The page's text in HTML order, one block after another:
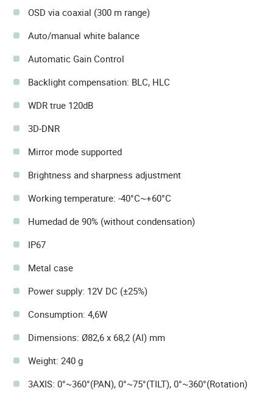
OSD via coaxial (300 m range)
Auto/manual white balance
Automatic Gain Control
Backlight compensation: BLC, HLC
WDR true 120dB
3D-DNR
Mirror mode supported
Brightness and sharpness adjustment
Working temperature: -40°C~+60°C
Humedad de 90% (without condensation)
IP67
Metal case
Power supply: 12V DC (±25%)
Consumption: 4,6W
Dimensions: Ø82,6 x 68,2 (Al) mm
Weight: 240 g
3AXIS: 0°~360°(PAN), 0°~75°(TILT), 0°~360°(Rotation)